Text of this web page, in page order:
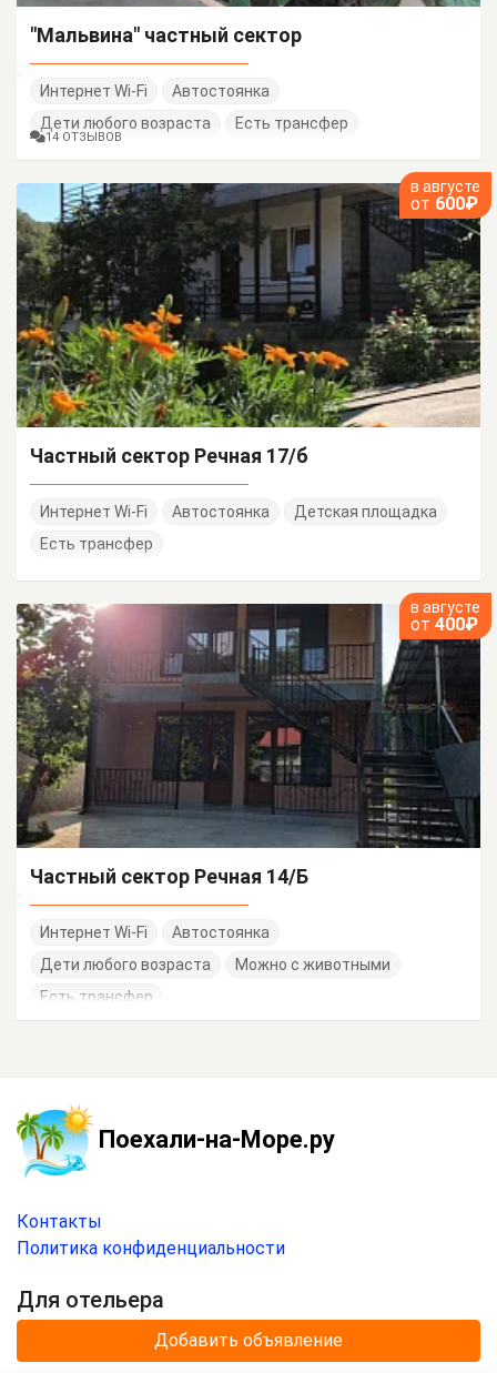
"Мальвина" частный сектор
Интернет Wi-Fi
Автостоянка
Дети любого возраста
Есть трансфер
14 ОТЗЫВОВ
в августе
от 600₽
Частный сектор Речная 17/б
Интернет Wi-Fi Автостоянка
Детская площадка
Есть трансфер
в августе
от 400₽
Частный сектор Речная 14/Б
Интернет Wi-Fi
Автостоянка
Дети любого возраста
Можно с животными
Есть трансфер
Поехали-на-Море.ру
Контакты
Политика конфиденциальности
Для отельера
Добавить объявление